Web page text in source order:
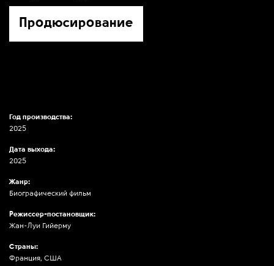
Продюсирование
Год производства:
2025
Дата выхода:
2025
Жанр:
Биографический фильм
Режиссер-постановщик:
Жан-Луи Гийерму
Страны:
Франция, США